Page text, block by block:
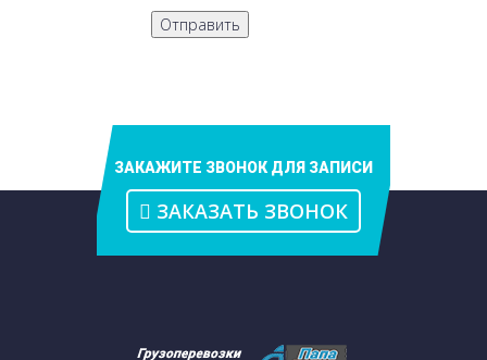
Отправить
ЗАКАЖИТЕ ЗВОНОК ДЛЯ ЗАПИСИ
ЗАКАЗАТЬ ЗВОНОК